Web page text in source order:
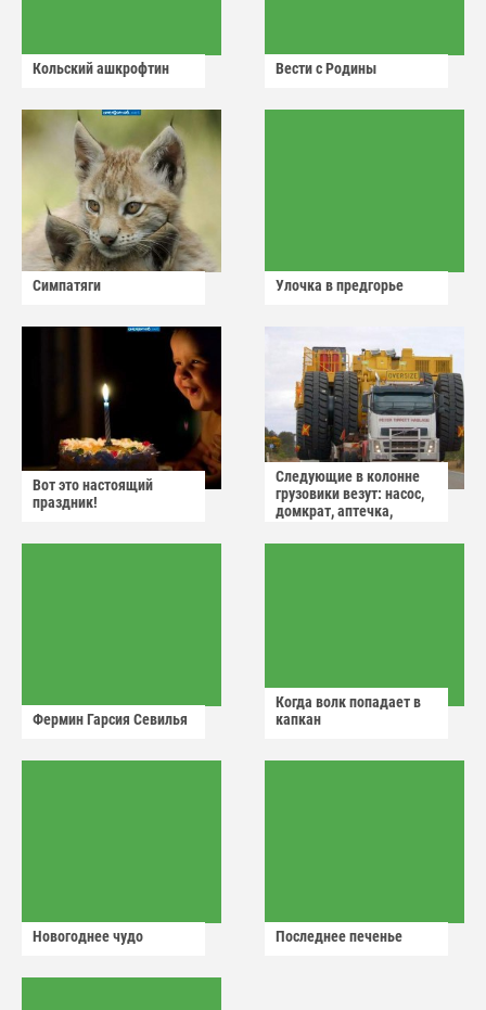
Кольский ашкрофтин Вести с Родины
Симпатяги Улочка в предгорье
Вот это настоящий
праздник!
Следующие в колонне
грузовики везут: насос,
домкрат, аптечка,
Фермин Гарсия Севилья
Когда волк попадает в
капкан
Новогоднее чудо Последнее печенье